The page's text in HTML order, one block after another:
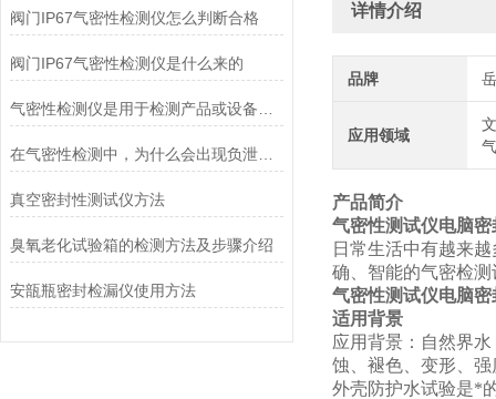
阀门IP67气密性检测仪怎么判断合格
阀门IP67气密性检测仪是什么来的
在气密性检测中，为什么会出现负泄漏值？
真空密封性测试仪方法
臭氧老化试验箱的检测方法及步骤介绍
安瓿瓶密封检漏仪使用方法
详情介绍
品牌
应用领域
产品简介
气密性测试仪电脑
日常生活中有越来
确、智能的气密检
气密性测试仪电脑
适用背景
应用背景：自然界
蚀、褪色、变形、
外壳防护水试验是*